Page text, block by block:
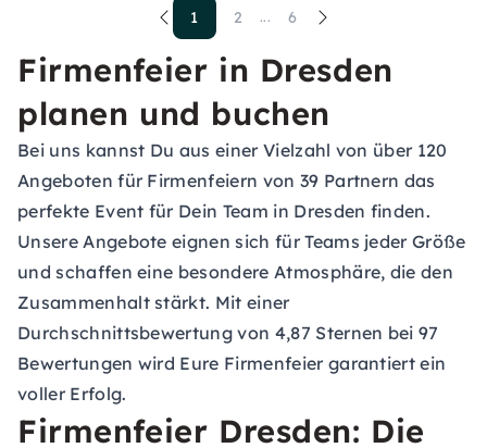
1 2 ... 6
Firmenfeier in Dresden
planen und buchen
Bei uns kannst Du aus einer Vielzahl von über 120
Angeboten für Firmenfeiern von 39 Partnern das
perfekte Event für Dein Team in Dresden finden.
Unsere Angebote eignen sich für Teams jeder Größe
und schaffen eine besondere Atmosphäre, die den
Zusammenhalt stärkt. Mit einer
Durchschnittsbewertung von 4,87 Sternen bei 97
Bewertungen wird Eure Firmenfeier garantiert ein
voller Erfolg.
Firmenfeier Dresden: Die